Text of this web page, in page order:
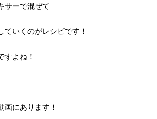
サーで混ぜて
ていくのがレシピです！
すよね！
画にあります！